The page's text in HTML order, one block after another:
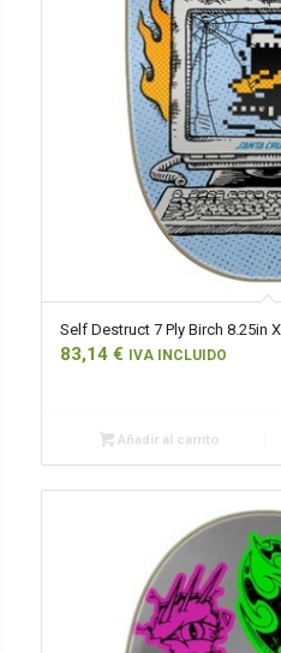
Self Destruct 7 Ply Birch 8.25in
83,14 € IVA INCLUIDO
Añadir al carrito